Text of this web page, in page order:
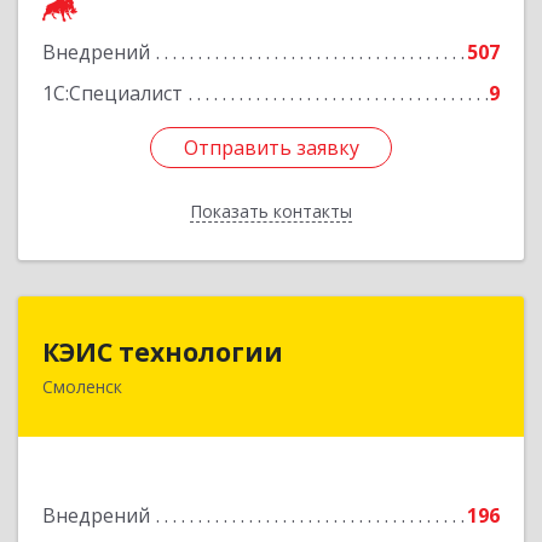
Внедрений
507
1С:Специалист
9
Отправить заявку
Показать контакты
Отправить заявку
Назад
КЭИС технологии
Смоленск
Внедрений
196